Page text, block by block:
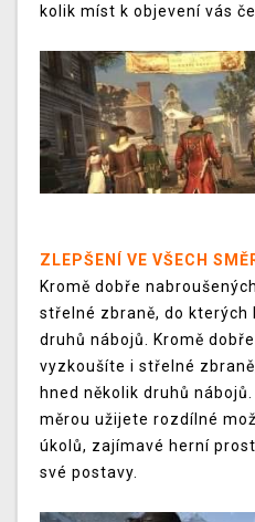
kolik míst k objevení vás
ZLEPŠENÍ VE VŠECH
Kromě dobře
střelné zbraně, do kterých
druhů nábojů. Kromě
vyzkoušíte i střelné
hned několik druhů
měrou užijete rozdílné
úkolů, zajímavé herní
své postavy.